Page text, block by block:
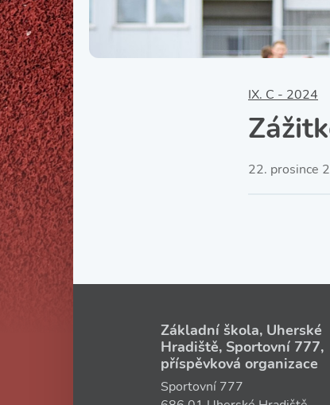
IX. C - 2024
22. prosince
Základní škola, Uherské
Hradiště, Sportovní 777,
příspěvková organizace
Sportovní 777